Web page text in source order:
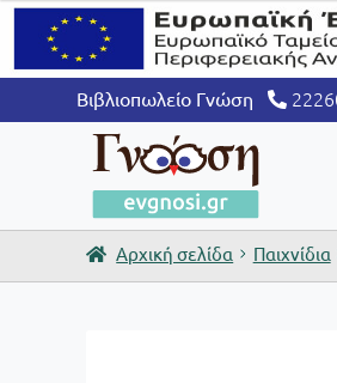
Βιβλιοπωλείο Γνώση
Αρχική σελίδα Παιχνίδια